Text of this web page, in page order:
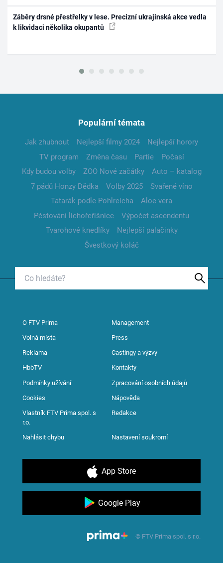
Záběry drsné přestřelky v lese. Precizní ukrajinská akce vedla
k likvidaci několika okupantů
Populární témata
Jak zhubnout Nejlepší filmy 2024
Nejlepší horory
TV program
Změna času Partie
Počasí
Kdy budou volby
ZOO Nové začátky
Auto – katalog
7 pádů Honzy Dědka
Volby 2025
Svařené víno
Tatarák podle Pohlreicha
Aloe vera
Pěstování lichořeřišnice
Výpočet ascendentu
Tvarohové knedlíky
Nejlepší palačinky
Švestkový koláč
O FTV Prima Management
Volná místa Press
Reklama Castingy a výzvy
HbbTV Kontakty
Podmínky užívání Zpracování osobních údajů
Cookies Nápověda
Vlastník FTV Prima spol. s
r.o.
Redakce
Nahlásit chybu Nastavení soukromí
App Store
Google Play
© FTV Prima spol. s r.o.